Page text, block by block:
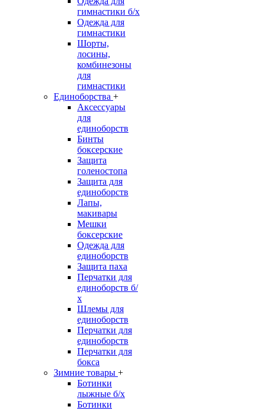
гимнастики б/х
Одежда для
гимнастики
Шорты,
лосины,
комбинезоны
для
гимнастики
Единоборства +
Аксессуары
для
единоборств
Бинты
боксерские
Защита
голеностопа
Защита для
единоборств
Лапы,
макивары
Мешки
боксерские
Одежда для
единоборств
Защита паха
Перчатки для
единоборств б/
х
Шлемы для
единоборств
Перчатки для
единоборств
Перчатки для
бокса
Зимние товары +
Ботинки
лыжные б/х
Ботинки